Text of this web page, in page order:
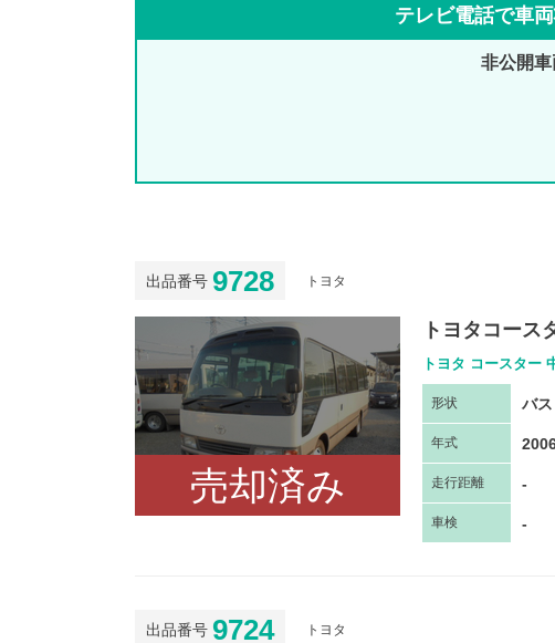
テレビ電話で車
非公開車
出品番号 9728 トヨタ
売却済み
トヨタコース
トヨタ コースター
形状 バス
年式
走行距離 -
車検 -
出品番号 9724 トヨタ